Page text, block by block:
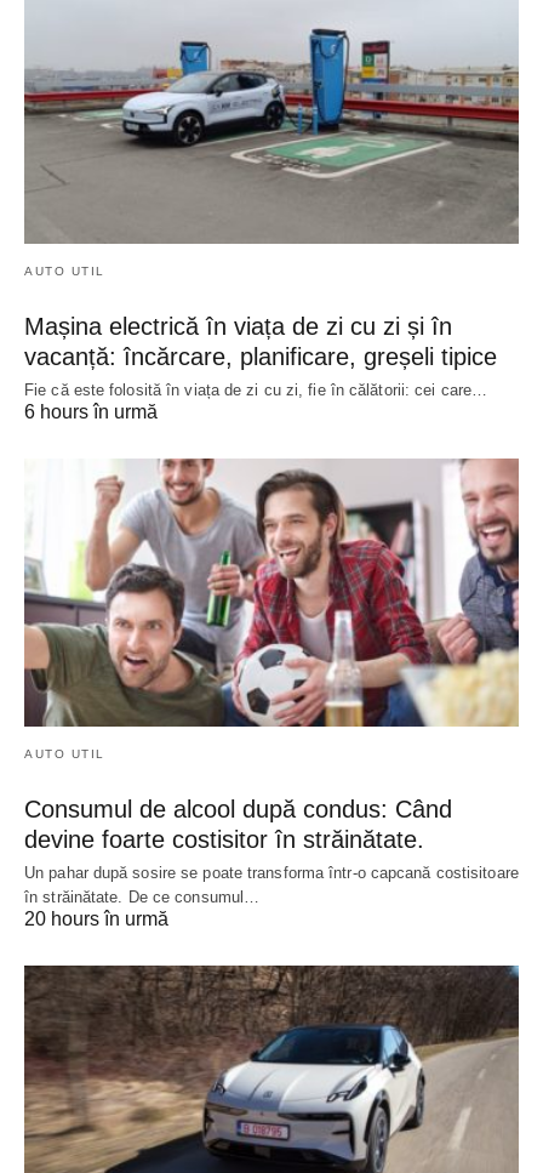
AUTO UTIL
Mașina electrică în viața de zi cu zi și în
vacanță: încărcare, planificare, greșeli tipice
Fie că este folosită în viața de zi cu zi, fie în călătorii: cei care…
6 hours în urmă
AUTO UTIL
Consumul de alcool după condus: Când
devine foarte costisitor în străinătate.
Un pahar după sosire se poate transforma într-o capcană costisitoare
în străinătate. De ce consumul…
20 hours în urmă